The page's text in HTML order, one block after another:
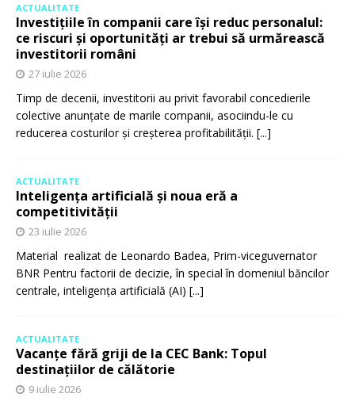
ACTUALITATE
Investițiile în companii care își reduc personalul:
ce riscuri și oportunități ar trebui să urmărească
investitorii români
27 iulie 2026
Timp de decenii, investitorii au privit favorabil concedierile
colective anunțate de marile companii, asociindu-le cu
reducerea costurilor și creșterea profitabilității. [...]
ACTUALITATE
Inteligența artificială și noua eră a
competitivității
23 iulie 2026
Material realizat de Leonardo Badea, Prim-viceguvernator
BNR Pentru factorii de decizie, în special în domeniul băncilor
centrale, inteligența artificială (AI) [...]
ACTUALITATE
Vacanțe fără griji de la CEC Bank: Topul
destinațiilor de călătorie
9 iulie 2026